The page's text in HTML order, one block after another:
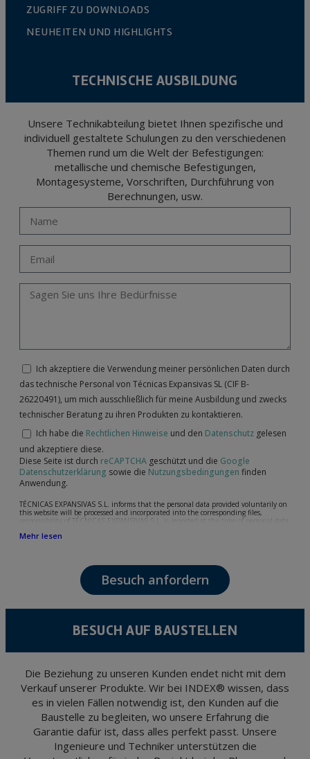
ZUGRIFF ZU DOWNLOADS
NEUHEITEN UND HIGHLIGHTS
TECHNISCHE AUSBILDUNG
Unsere Technikabteilung bietet Ihnen spezifische und
individuell gestaltete Schulungen zu den verschiedenen
Themen rund um die Welt der Befestigungen:
metallische und chemische Befestigungen,
Montagesysteme, Vorschriften, Durchführung von
Berechnungen, usw.
Ich akzeptiere die Verwendung meiner persönlichen Daten durch
das technische Personal von Técnicas Expansivas SL (CIF B-
26220491), um mich ausschließlich für meine Ausbildung und zwecks
technischer Beratung zu ihren Produkten zu kontaktieren.
Ich habe die Rechtlichen Hinweise und den Datenschutz gelesen
und akzeptiere diese.
Diese Seite ist durch reCAPTCHA geschützt und die Google
Datenschutzerklärung sowie die Nutzungsbedingungen finden
Anwendung.
TÉCNICAS EXPANSIVAS S.L. informs that the personal data provided voluntarily on
this website will be processed and incorporated into the corresponding files,
responsibility of TÉCNICAS EXPANSIVAS S.L, is reported at the time of personal data
following: attention to your referred request, complaint or question, established
The data in our files are strictly confidential and shall be treated with the utmost
confidentiality and shall comply with all the requirements provided for the General
Data Protection Regulation (GDPR) 2016.
According to Data Protection legislation, you are strongly advised not to send high-
encrypted. Should these details be sent, it is done so under your sole responsibility.
and opposition under the provisions of the General Data Protection Regulation
Portalada II | c/ Segador 13, 26006 | Logroño (La Rioja).
Mehr lesen
Besuch anfordern
BESUCH AUF BAUSTELLEN
Die Beziehung zu unseren Kunden endet nicht mit dem
Verkauf unserer Produkte. Wir bei INDEX® wissen, dass
es in vielen Fällen notwendig ist, den Kunden auf die
Baustelle zu begleiten, wo unsere Erfahrung die
Garantie dafür ist, dass alles perfekt passt. Unsere
Ingenieure und Techniker unterstützen die